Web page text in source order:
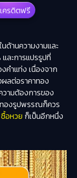
ครดิตฟรี
านความงามและ
ละการแปรรูปที่
คำแท่ง เนื่องจาก
ลต่อราคาทอง
วามต้องการของ
ทองรูปพรรณก็ควร
ซื้อหวย ก็เป็นอีกหนึ่ง